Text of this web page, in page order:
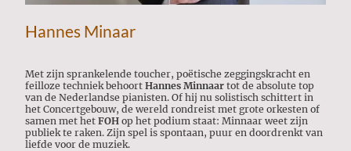
Hannes Minaar
Met zijn sprankelende toucher, poëtische zeggingskracht en
feilloze techniek behoort Hannes Minnaar tot de absolute top
van de Nederlandse pianisten. Of hij nu solistisch schittert in
het Concertgebouw, de wereld rondreist met grote orkesten of
samen met het FOH op het podium staat: Minnaar weet zijn
publiek te raken. Zijn spel is spontaan, puur en doordrenkt van
liefde voor de muziek.